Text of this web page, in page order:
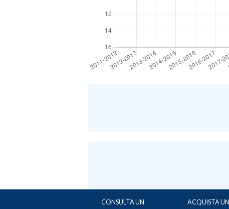
CONSULTA UN
ACQUISTA UN